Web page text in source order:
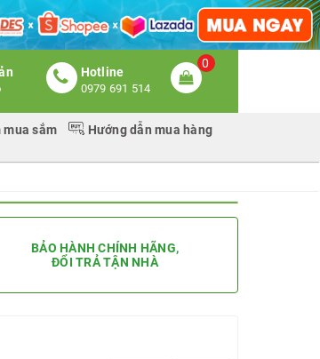
Hotline
0979 691 514
0
mua sắm Hướng dẫn mua hàng
BẢO HÀNH CHÍNH HÃNG,
ĐỔI TRẢ TẬN NHÀ